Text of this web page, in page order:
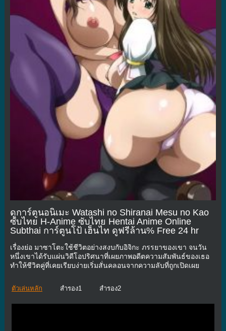
ดูการ์ตูนอนิเมะ Watashi no Shiranai Mesu no Kao
ซับไทย H-Anime ซับไทย Hentai Anime Online
Subthai การ์ตูนโป้ เฮ็นไท ดูฟรีล้าน% Free 24 hr
เรื่องย่อ มาซาโตะใช้ชีวิตอย่างสงบกับอิจิกะ ภรรยาของเขา จนวัน
หนึ่งเขาได้รับแผ่นวิดีโอปริศนาที่เผยภาพอดีตความสัมพันธ์ของเธอ
ทำให้ชีวิตคู่ที่เคยเรียบง่ายเริ่มสั่นคลอนจากความลับที่ถูกเปิดเผย
ตัวเล่นหลัก สำรอง1 สำรอง2